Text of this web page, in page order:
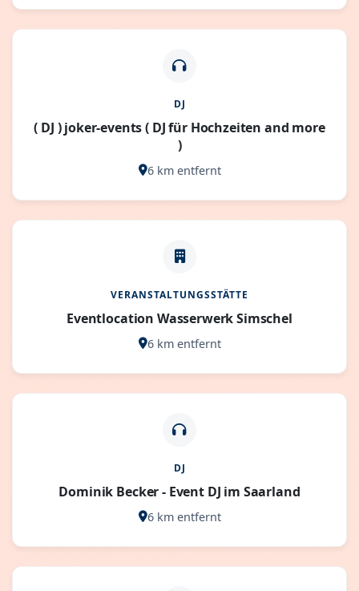
DJ
( DJ ) joker-events ( DJ für Hochzeiten and more
)
6 km entfernt
VERANSTALTUNGSSTÄTTE
Eventlocation Wasserwerk Simschel
6 km entfernt
DJ
Dominik Becker - Event DJ im Saarland
6 km entfernt